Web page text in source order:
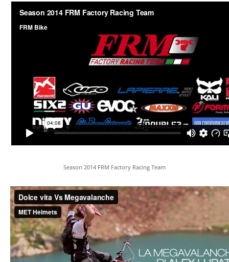
Season 2014 FRM Factory Racing Team